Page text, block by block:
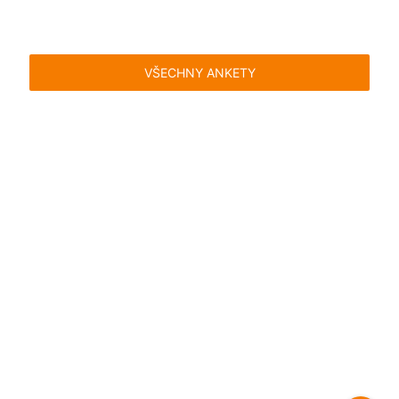
VŠECHNY ANKETY